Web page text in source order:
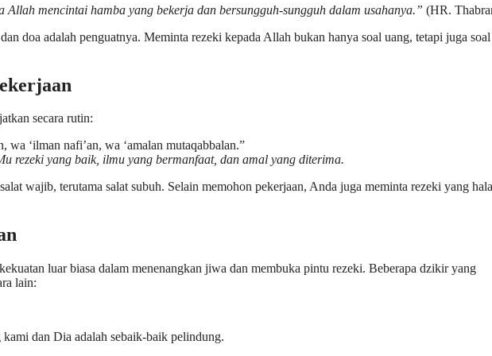
Allah mencintai hamba yang bekerja dan bersungguh-sungguh dalam usahanya.” (HR.
doa adalah penguatnya. Meminta rezeki kepada Allah bukan hanya soal uang, tetapi juga soal
secara rutin:
‘ilman nafi’an, wa ‘amalan mutaqabbalan.”
rezeki yang baik, ilmu yang bermanfaat, dan amal yang diterima.
wajib, terutama salat subuh. Selain memohon pekerjaan, Anda juga meminta rezeki yang
luar biasa dalam menenangkan jiwa dan membuka pintu rezeki. Beberapa dzikir yang
lain:
dan Dia adalah sebaik-baik pelindung.